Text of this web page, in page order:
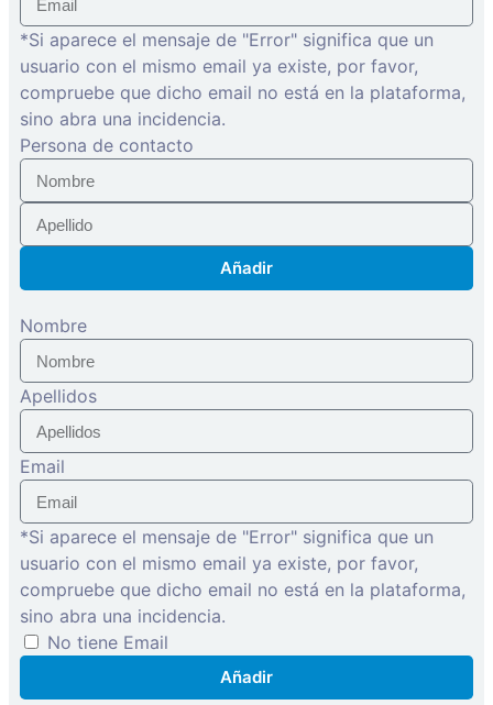
*Si aparece el mensaje de "Error" significa que un
usuario con el mismo email ya existe, por favor,
compruebe que dicho email no está en la plataforma,
sino abra una incidencia.
Persona de contacto
Añadir
Nombre
Apellidos
Email
*Si aparece el mensaje de "Error" significa que un
usuario con el mismo email ya existe, por favor,
compruebe que dicho email no está en la plataforma,
sino abra una incidencia.
No tiene Email
Añadir